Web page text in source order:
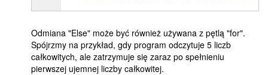
Odmiana "Else" może być również używana z pętlą "for".
Spójrzmy na przykład, gdy program odczytuje 5 liczb
całkowitych, ale zatrzymuje się zaraz po spełnieniu
pierwszej ujemnej liczby całkowitej.